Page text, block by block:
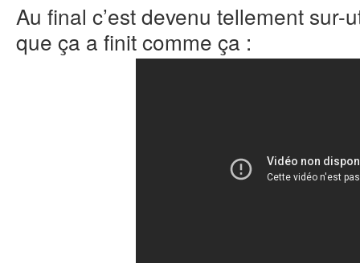
Au final c’est devenu tellement
que ça a finit comme ça :